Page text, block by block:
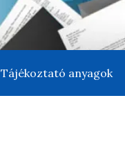
Tájékoztató anyagok